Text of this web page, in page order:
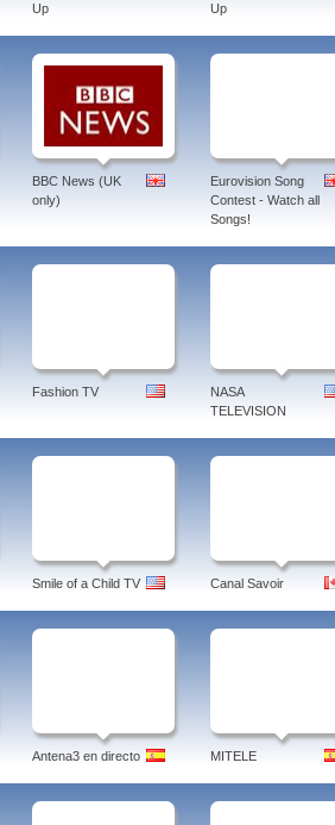
Up
Up
BBC News (UK
only)
Eurovision Song
Contest - Watch all
Songs!
Fashion TV
NASA
TELEVISION
Smile of a Child TV Canal Savoir
Antena3 en directo MITELE